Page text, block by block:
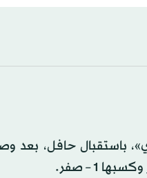
باستقبال حافل، بعد
1 – صفر.